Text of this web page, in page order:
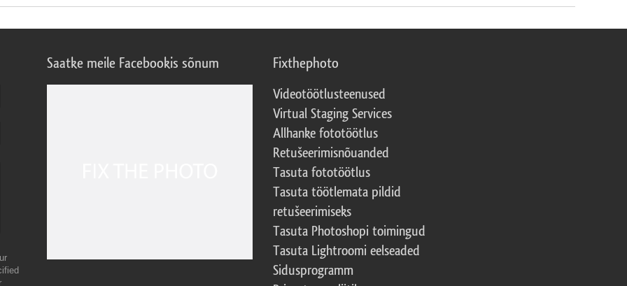
Saatke meile Facebookis sõnum Fixthephoto
Videotöötlusteenused
Virtual Staging Services
Allhanke fototöötlus
Retušeerimisnõuanded
Tasuta fototöötlus
Tasuta töötlemata pildid
retušeerimiseks
Tasuta Photoshopi toimingud
Tasuta Lightroomi eelseaded
Sidusprogramm